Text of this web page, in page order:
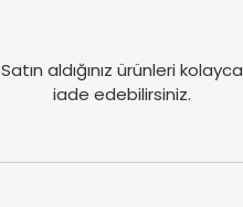
Satın aldığınız ürünleri kolayca
iade edebilirsiniz.